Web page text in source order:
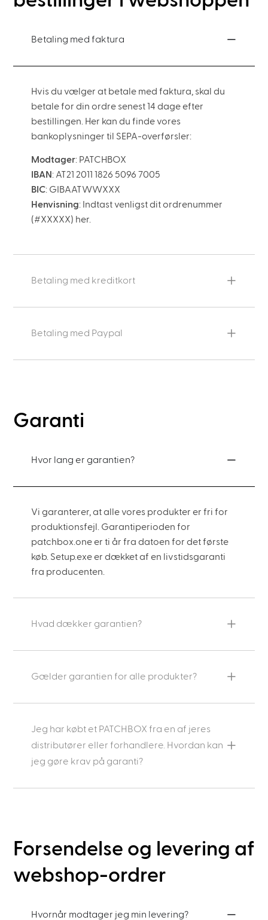
Betaling med faktura
Hvis du vælger at betale med faktura, skal du
betale for din ordre senest 14 dage efter
bestillingen. Her kan du finde vores
bankoplysninger til SEPA-overførsler:
Modtager: PATCHBOX
IBAN : AT21 2011 1826 5096 7005
BIC: GIBAATWWXXX
Henvisning: Indtast venligst dit ordrenummer
(#XXXXX) her.
Betaling med kreditkort
Betaling med Paypal
Garanti
Hvor lang er garantien?
Vi garanterer, at alle vores produkter er fri for
produktionsfejl. Garantiperioden for
patchbox.one er ti år fra datoen for det første
køb. Setup.exe er dækket af en livstidsgaranti
fra producenten.
Hvad dækker garantien?
Gælder garantien for alle produkter?
Jeg har købt et PATCHBOX fra en af jeres
distributører eller forhandlere. Hvordan kan
jeg gøre krav på garanti?
Forsendelse og levering af
webshop-ordrer
Hvornår modtager jeg min levering?